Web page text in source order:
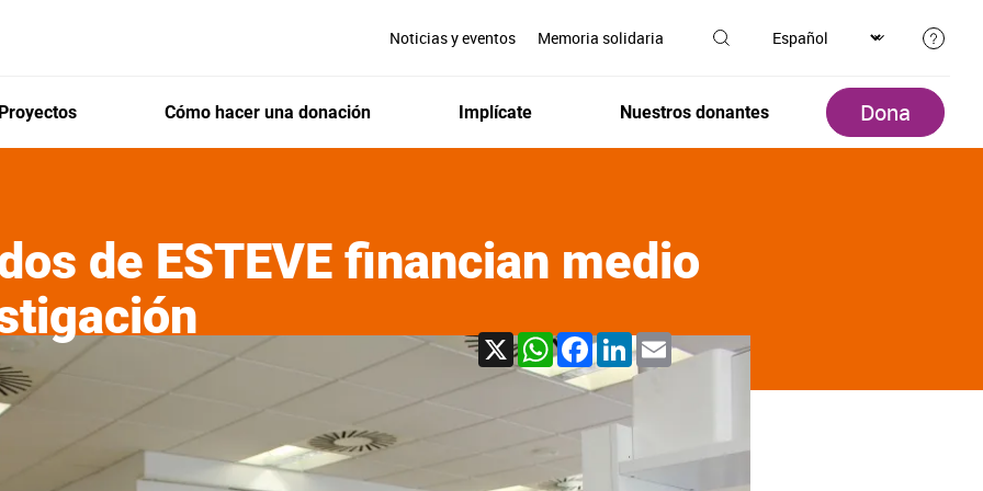
Noticias y eventos Memoria solidaria
Proyectos Cómo hacer una donación Implícate Nuestros donantes Dona
de ESTEVE financian medio
X WhatsApp
Facebook
LinkedIn
Email